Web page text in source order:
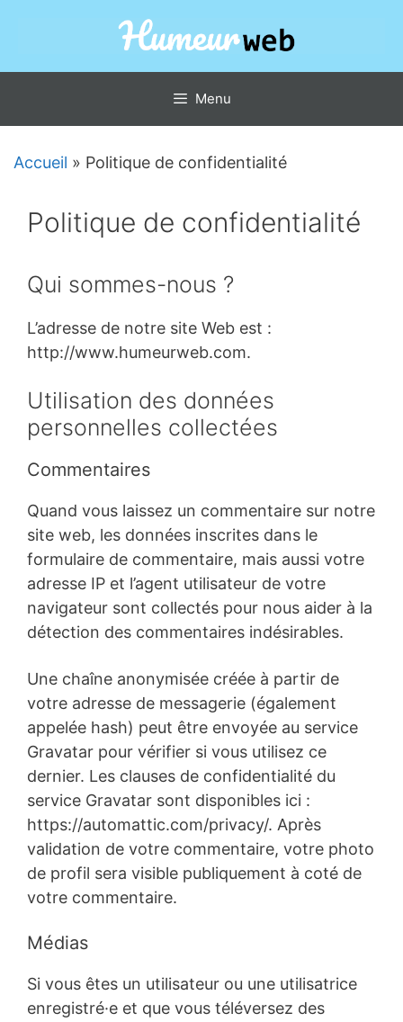
Menu
Accueil » Politique de confidentialité
Politique de confidentialité
Qui sommes-nous ?
L’adresse de notre site Web est :
http://www.humeurweb.com.
Utilisation des données
personnelles collectées
Commentaires
Quand vous laissez un commentaire sur notre
site web, les données inscrites dans le
formulaire de commentaire, mais aussi votre
adresse IP et l’agent utilisateur de votre
navigateur sont collectés pour nous aider à la
détection des commentaires indésirables.
Une chaîne anonymisée créée à partir de
votre adresse de messagerie (également
appelée hash) peut être envoyée au service
Gravatar pour vérifier si vous utilisez ce
dernier. Les clauses de confidentialité du
service Gravatar sont disponibles ici :
https://automattic.com/privacy/. Après
validation de votre commentaire, votre photo
de profil sera visible publiquement à coté de
votre commentaire.
Médias
Si vous êtes un utilisateur ou une utilisatrice
enregistré·e et que vous téléversez des